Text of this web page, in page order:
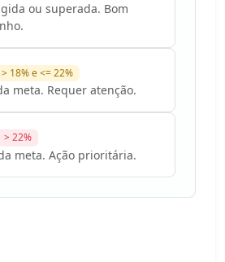
ou superada. Bom
> 18% e <= 22%
meta. Requer atenção.
> 22%
meta. Ação prioritária.